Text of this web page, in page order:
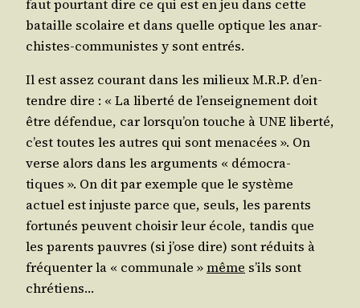
faut pour­tant dire ce qui est en jeu dans cette
bataille sco­laire et dans quelle optique les anar­
chistes-com­mu­nistes y sont entrés.
Il est assez cou­rant dans les milieux M.R.P. d’en­
tendre dire : « La liber­té de l’en­sei­gne­ment doit
être défen­due, car lors­qu’on touche à UNE liber­té,
c’est toutes les autres qui sont mena­cées ». On
verse alors dans les argu­ments « démo­cra­
tiques ». On dit par exemple que le sys­tème
actuel est injuste parce que, seuls, les parents
for­tu­nés peuvent choi­sir leur école, tan­dis que
les parents pauvres (si j’ose dire) sont réduits à
fré­quen­ter la « com­mu­nale »même s’ils sont
chrétiens…